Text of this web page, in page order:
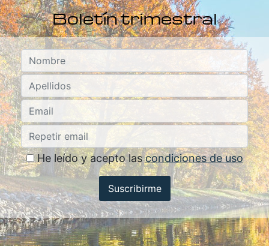
Boletín trimestral
He leído y acepto lascondiciones de uso
Suscribirme